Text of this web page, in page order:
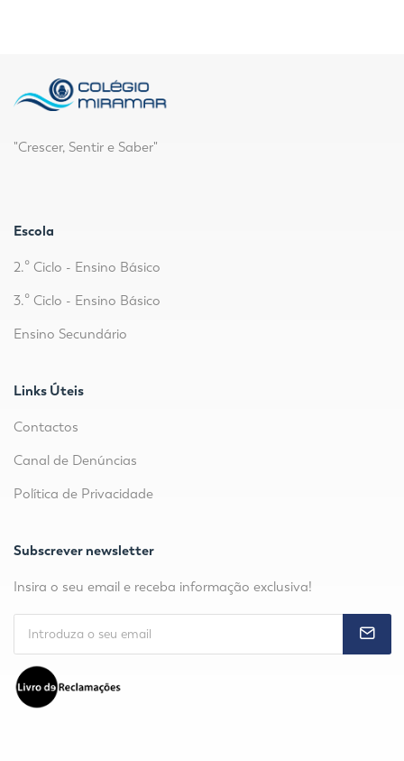
"Crescer, Sentir e Saber"
Escola
2.º Ciclo - Ensino Básico
3.º Ciclo - Ensino Básico
Ensino Secundário
Links Úteis
Contactos
Canal de Denúncias
Política de Privacidade
Subscrever newsletter
Insira o seu email e receba informação exclusiva!